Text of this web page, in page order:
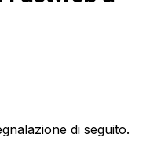
di seguito.